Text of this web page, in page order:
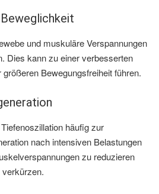
und muskuläre Verspannungen
Dies kann zu einer verbesserten
Bewegungsfreiheit führen.
häufig zur
nach intensiven Belastungen
zu reduzieren